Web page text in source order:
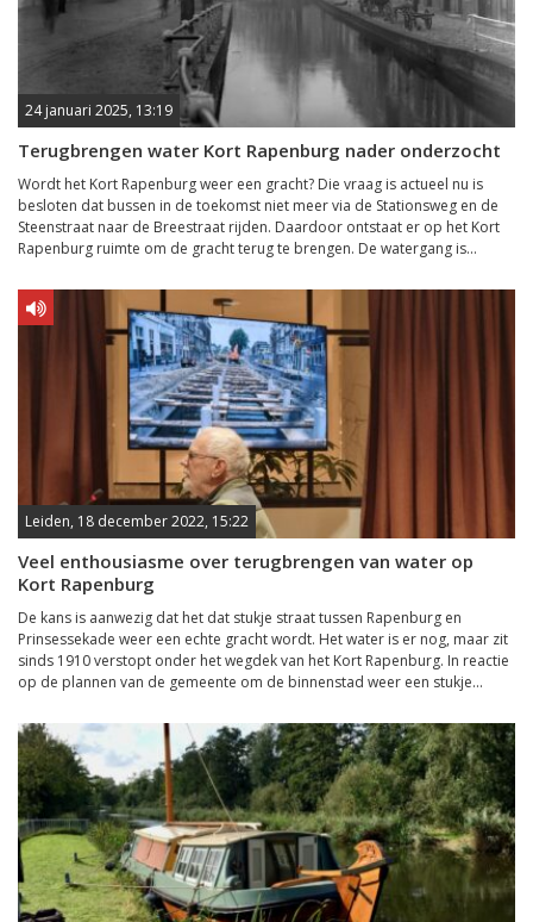
24 januari 2025, 13:19
Terugbrengen water Kort Rapenburg nader onderzocht
Wordt het Kort Rapenburg weer een gracht? Die vraag is actueel nu is
besloten dat bussen in de toekomst niet meer via de Stationsweg en de
Steenstraat naar de Breestraat rijden. Daardoor ontstaat er op het Kort
Rapenburg ruimte om de gracht terug te brengen. De watergang is...
Leiden, 18 december 2022, 15:22
Veel enthousiasme over terugbrengen van water op
Kort Rapenburg
De kans is aanwezig dat het dat stukje straat tussen Rapenburg en
Prinsessekade weer een echte gracht wordt. Het water is er nog, maar zit
sinds 1910 verstopt onder het wegdek van het Kort Rapenburg. In reactie
op de plannen van de gemeente om de binnenstad weer een stukje...